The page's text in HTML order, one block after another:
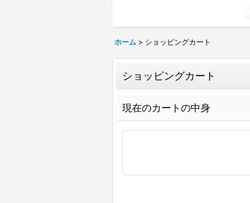
ホーム > ショッピングカート
ショッピングカート
現在のカートの中身